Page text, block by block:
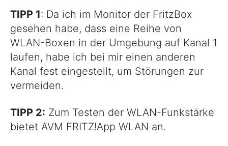
TIPP 1: Da ich im Monitor der FritzBox
gesehen habe, dass eine Reihe von
WLAN-Boxen in der Umgebung auf Kanal 1
laufen, habe ich bei mir einen anderen
Kanal fest eingestellt, um Störungen zur
vermeiden.
TIPP 2: Zum Testen der WLAN-Funkstärke
bietet AVM FRITZ!App WLAN an.